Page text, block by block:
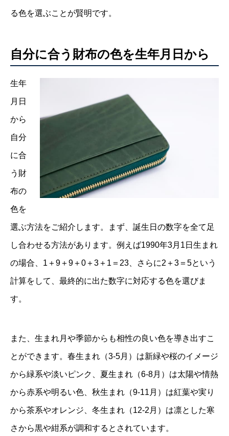
る色を選ぶことが賢明です。
自分に合う財布の色を生年月日から
生年
月日
から
自分
に合
う財
布の
色を
選ぶ方法をご紹介します。まず、誕生日の数字を全て足
し合わせる方法があります。例えば1990年3月1日生まれ
の場合、1＋9＋9＋0＋3＋1＝23、さらに2＋3＝5という
計算をして、最終的に出た数字に対応する色を選びま
す。
また、生まれ月や季節からも相性の良い色を導き出すこ
とができます。春生まれ（3-5月）は新緑や桜のイメージ
から緑系や淡いピンク、夏生まれ（6-8月）は太陽や情熱
から赤系や明るい色、秋生まれ（9-11月）は紅葉や実り
から茶系やオレンジ、冬生まれ（12-2月）は凛とした寒
さから黒や紺系が調和するとされています。